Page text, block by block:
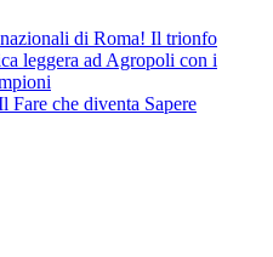
di Roma! Il trionfo
leggera ad Agropoli con i
che diventa Sapere